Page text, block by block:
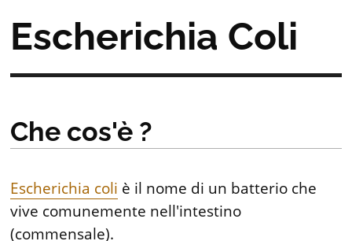
Escherichia Coli
Che cos'è ?
Escherichia coli è il nome di un batterio che
vive comunemente nell'intestino
(commensale).